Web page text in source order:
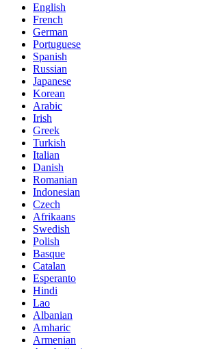
English
French
German
Portuguese
Spanish
Russian
Japanese
Korean
Arabic
Irish
Greek
Turkish
Italian
Danish
Romanian
Indonesian
Czech
Afrikaans
Swedish
Polish
Basque
Catalan
Esperanto
Hindi
Lao
Albanian
Amharic
Armenian